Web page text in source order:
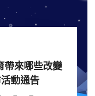
來哪些改變
動通告